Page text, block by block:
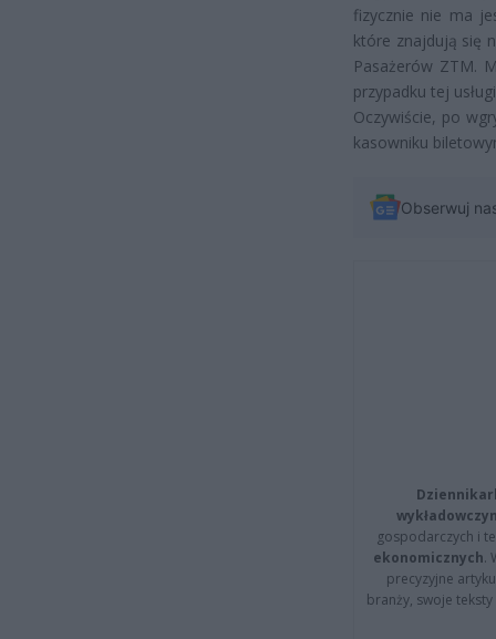
fizycznie nie ma
które znajdują się
Pasażerów ZTM.
przypadku tej
Oczywiście, po
kasowniku
Obserwuj
gospodarczych i
ekonomicznych.
precyzyjne
branży, swoje